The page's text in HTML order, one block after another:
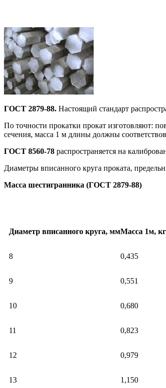
ГОСТ 2879-88. Настоящий стандарт
По точности прокатки прокат изготовляют:
сечения, масса 1 м длины должны
ГОСТ 8560-78 распространяется на
Диаметры вписанного круга проката,
Масса шестигранника (ГОСТ 2879-88)
Диаметр вписанного круга, ммМасса 1м, кг
8 0,435
9 0,551
10 0,680
11 0,823
12 0,979
13 1,150